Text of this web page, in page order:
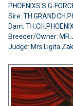
PHOENIXS'S G-
Sire:
Dam:
Breeder/Owner:
Judge: Mrs.Ligita